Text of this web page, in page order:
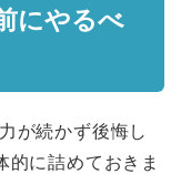
にやるべ
が続かず後悔し
に詰めておきま